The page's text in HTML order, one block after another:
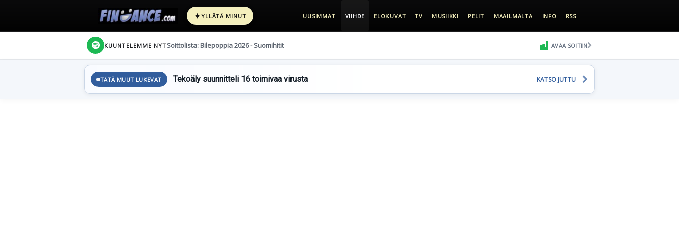
✦YLLÄTÄ MINUT UUSIMMAT VIIHDE ELOKUVAT TV MUSIIKKI PELIT MAAILMALTA INFO RSS
KUUNTELEMME NYT Soittolista: Bilepoppia 2026 - Suomihitit AVAA SOITIN
TÄTÄ MUUT LUKEVAT Tekoäly suunnitteli 16 toimivaa virusta KATSO JUTTU